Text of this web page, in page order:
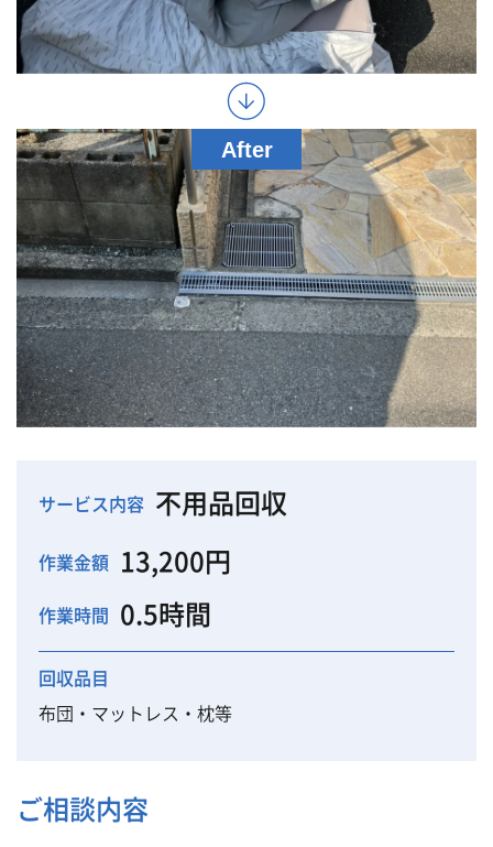
サービス内容 不用品回収
作業金額 13,200円
作業時間 0.5時間
回収品目
布団・マットレス・枕等
ご相談内容